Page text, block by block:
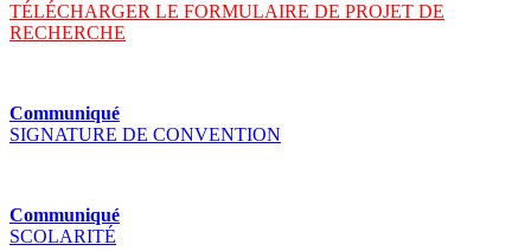
TÉLÉCHARGER LE FORMULAIRE DE PROJET DE
RECHERCHE
Communiqué
SIGNATURE DE CONVENTION
Communiqué
SCOLARITÉ